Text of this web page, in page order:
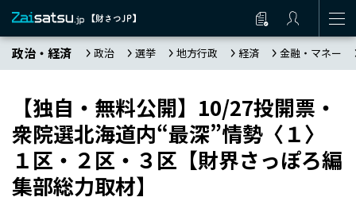
政治・経済 政治 選挙 地方行政 経済 金融・マネー
【独自・無料公開】10/27投開票・
衆院選北海道内“最深”情勢〈１〉
１区・２区・３区【財界さっぽろ編
集部総力取材】